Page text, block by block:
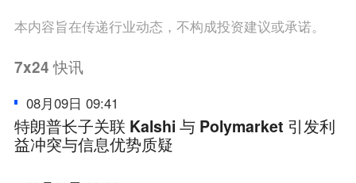
本内容旨在传递行业动态，不构成投资建议或承诺。
7x24快讯
08月09日 09:41
特朗普长子关联 Kalshi 与 Polymarket 引发利
益冲突与信息优势质疑